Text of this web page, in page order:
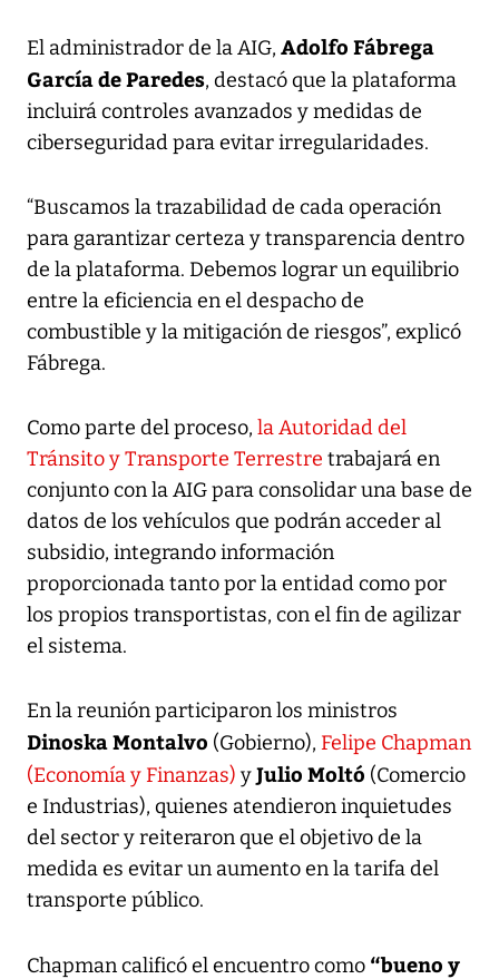
El administrador de la AIG, Adolfo Fábrega
García de Paredes, destacó que la plataforma
incluirá controles avanzados y medidas de
ciberseguridad para evitar irregularidades.
“Buscamos la trazabilidad de cada operación
para garantizar certeza y transparencia dentro
de la plataforma. Debemos lograr un equilibrio
entre la eficiencia en el despacho de
combustible y la mitigación de riesgos”, explicó
Fábrega.
Como parte del proceso, la Autoridad del
Tránsito y Transporte Terrestre trabajará en
conjunto con la AIG para consolidar una base de
datos de los vehículos que podrán acceder al
subsidio, integrando información
proporcionada tanto por la entidad como por
los propios transportistas, con el fin de agilizar
el sistema.
En la reunión participaron los ministros
Dinoska Montalvo (Gobierno), Felipe Chapman
(Economía y Finanzas) yJulio Moltó (Comercio
e Industrias), quienes atendieron inquietudes
del sector y reiteraron que el objetivo de la
medida es evitar un aumento en la tarifa del
transporte público.
Chapman calificó el encuentro como “bueno y